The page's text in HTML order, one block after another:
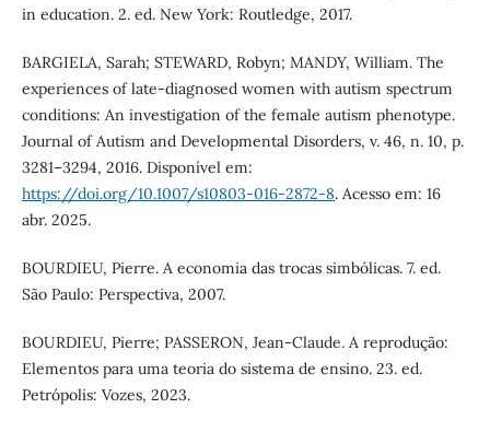
in education. 2. ed. New York: Routledge, 2017.
BARGIELA, Sarah; STEWARD, Robyn; MANDY, William. The
experiences of late-diagnosed women with autism spectrum
conditions: An investigation of the female autism phenotype.
Journal of Autism and Developmental Disorders, v. 46, n. 10, p.
3281–3294, 2016. Disponível em:
https://doi.org/10.1007/s10803-016-2872-8. Acesso em: 16
abr. 2025.
BOURDIEU, Pierre. A economia das trocas simbólicas. 7. ed.
São Paulo: Perspectiva, 2007.
BOURDIEU, Pierre; PASSERON, Jean-Claude. A reprodução:
Elementos para uma teoria do sistema de ensino. 23. ed.
Petrópolis: Vozes, 2023.